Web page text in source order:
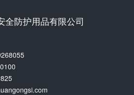
全防护用品有限公司